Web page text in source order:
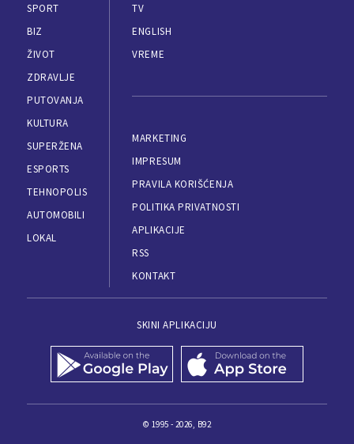
SPORT
BIZ
ŽIVOT
ZDRAVLJE
PUTOVANJA
KULTURA
SUPERŽENA
ESPORTS
TEHNOPOLIS
AUTOMOBILI
LOKAL
TV
ENGLISH
VREME
MARKETING
IMPRESUM
PRAVILA KORIŠĆENJA
POLITIKA PRIVATNOSTI
APLIKACIJE
RSS
KONTAKT
SKINI APLIKACIJU
© 1995 - 2026, B92